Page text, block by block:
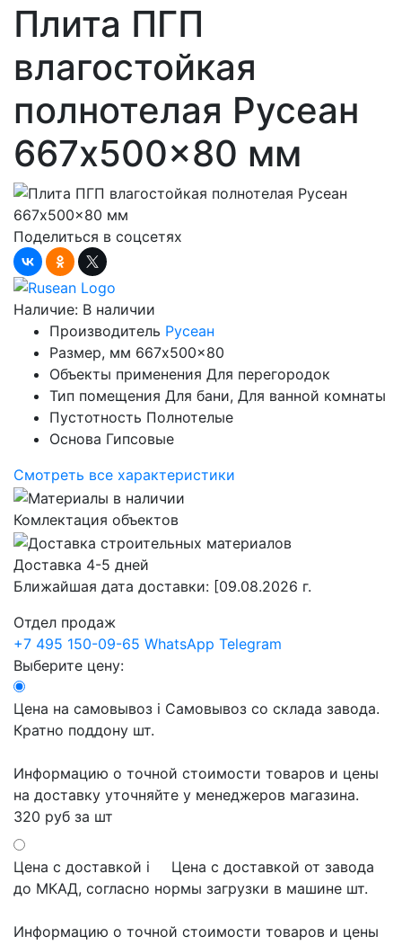
Плита ПГП
влагостойкая
полнотелая Русеан
667x500x80 мм
Поделиться в соцсетях
Наличие: В наличии
Производитель Русеан
Размер, мм 667x500x80
Объекты применения Для перегородок
Тип помещения Для бани, Для ванной комнаты
Пустотность Полнотелые
Основа Гипсовые
Смотреть все характеристики
Комлектация объектов
Доставка 4-5 дней
Ближайшая дата доставки: [09.08.2026 г.
Отдел продаж
+7 495 150-09-65 WhatsApp Telegram
Выберите цену:
Цена на самовывоз i Самовывоз со склада завода.
Кратно поддону шт.
Информацию о точной стоимости товаров и цены
на доставку уточняйте у менеджеров магазина.
320 руб за шт
Цена с доставкой i
Цена с доставкой от завода
до МКАД, согласно нормы загрузки в машине шт.
Информацию о точной стоимости товаров и цены